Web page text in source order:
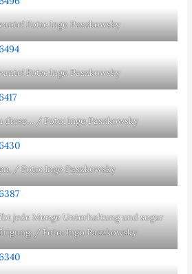
Foto: Ingo Paszkowsky
Foto: Ingo Paszkowsky
diese… / Foto: Ingo Paszkowsky
/ Foto: Ingo Paszkowsky
jede Menge Unterhaltung und sogar
/ Foto: Ingo Paszkowsky